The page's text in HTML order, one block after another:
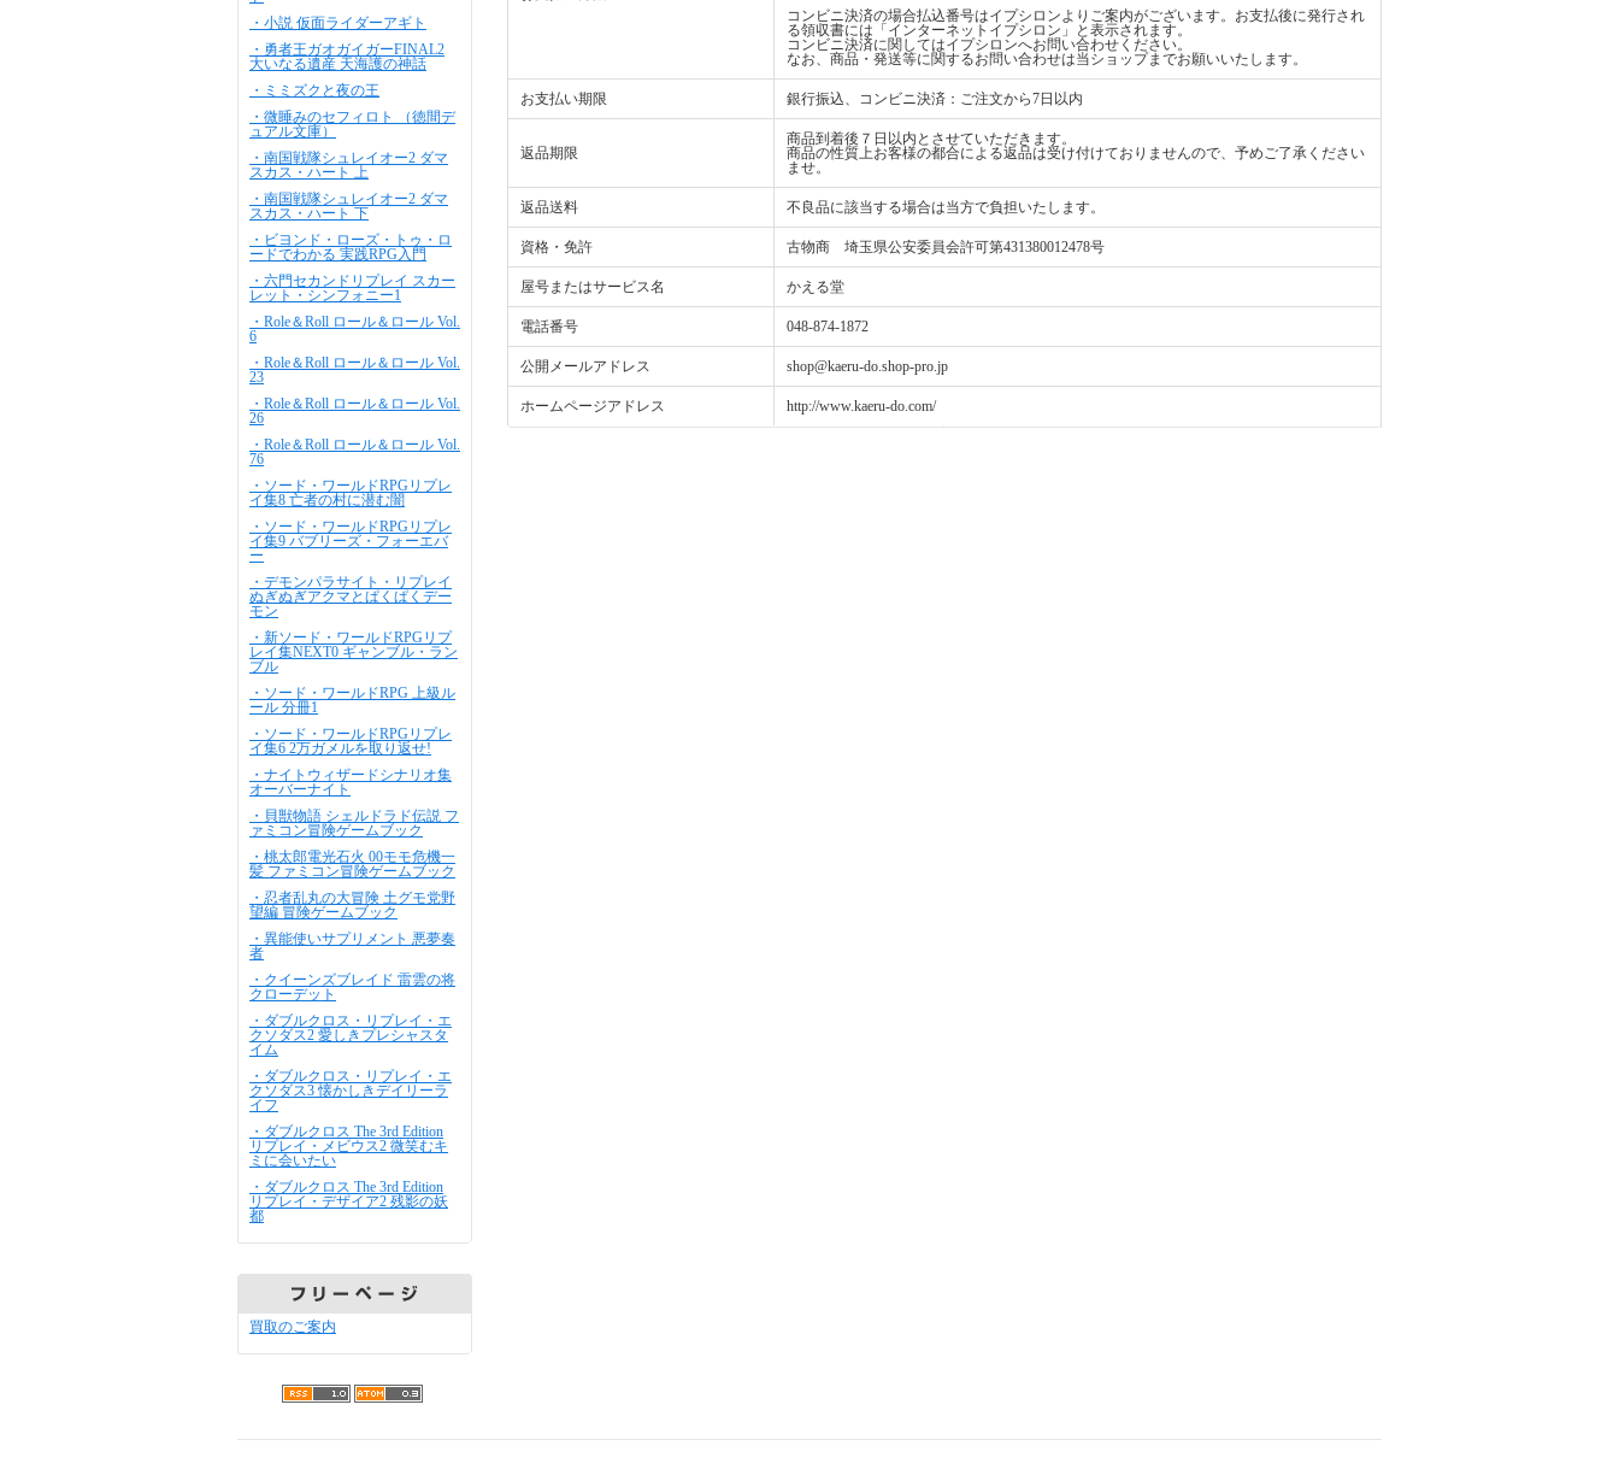
・小説 仮面ライダーアギト
・勇者王ガオガイガーFINAL2
大いなる遺産 天海護の神話
・ミミズクと夜の王
・微睡みのセフィロト （徳間デ
ュアル文庫）
・南国戦隊シュレイオー2 ダマ
スカス・ハート 上
・南国戦隊シュレイオー2 ダマ
スカス・ハート 下
・ビヨンド・ローズ・トゥ・ロ
ードでわかる 実践RPG入門
・六門セカンドリプレイ スカー
レット・シンフォニー1
・Role＆Roll ロール＆ロール Vol.
6
・Role＆Roll ロール＆ロール Vol.
23
・Role＆Roll ロール＆ロール Vol.
26
・Role＆Roll ロール＆ロール Vol.
76
・ソード・ワールドRPGリプレ
イ集8 亡者の村に潜む闇
・ソード・ワールドRPGリプレ
イ集9 バブリーズ・フォーエバ
ー
・デモンパラサイト・リプレイ
ぬぎぬぎアクマとぱくぱくデー
モン
・新ソード・ワールドRPGリプ
レイ集NEXT0 ギャンブル・ラン
ブル
・ソード・ワールドRPG 上級ル
ール 分冊1
・ソード・ワールドRPGリプレ
イ集6 2万ガメルを取り返せ!
・ナイトウィザードシナリオ集
オーバーナイト
・貝獣物語 シェルドラド伝説 フ
ァミコン冒険ゲームブック
・桃太郎電光石火 00モモ危機一
髪 ファミコン冒険ゲームブック
・忍者乱丸の大冒険 土グモ党野
望編 冒険ゲームブック
・異能使いサプリメント 悪夢奏
者
・クイーンズブレイド 雷雲の将
クローデット
・ダブルクロス・リプレイ・エ
クソダス2 愛しきプレシャスタ
イム
・ダブルクロス・リプレイ・エ
クソダス3 懐かしきデイリーラ
イフ
・ダブルクロス The 3rd Edition
リプレイ・メビウス2 微笑むキ
ミに会いたい
・ダブルクロス The 3rd Edition
リプレイ・デザイア2 残影の妖
都
買取のご案内
コンビニ決済の場合払込番号はイプシロンよりご案内がございます。お支払後に発行され
る領収書には「インターネットイプシロン」と表示されます。
コンビニ決済に関してはイプシロンへお問い合わせください。
なお、商品・発送等に関するお問い合わせは当ショップまでお願いいたします。
お支払い期限 銀行振込、コンビニ決済：ご注文から7日以内
返品期限
商品到着後７日以内とさせていただきます。
商品の性質上お客様の都合による返品は受け付けておりませんので、予めご了承ください
ませ。
返品送料 不良品に該当する場合は当方で負担いたします。
資格・免許 古物商 埼玉県公安委員会許可第431380012478号
屋号またはサービス名 かえる堂
電話番号 048-874-1872
公開メールアドレス shop@kaeru-do.shop-pro.jp
ホームページアドレス http://www.kaeru-do.com/